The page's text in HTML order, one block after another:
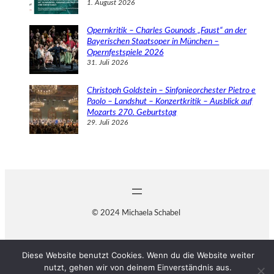
1. August 2026
Opernkritik – Charles Gounods „Faust“ an der
Bayerischen Staatsoper in München –
Opernfestspiele 2026
31. Juli 2026
Christoph Goldstein – Sinfonieorchester Pietro e
Paolo – Landshut – Konzertkritik – Ausblick auf
Mozarts 270. Geburtstag
29. Juli 2026
© 2024 Michaela Schabel
Diese Website benutzt Cookies. Wenn du die Website weiter
nutzt, gehen wir von deinem Einverständnis aus.